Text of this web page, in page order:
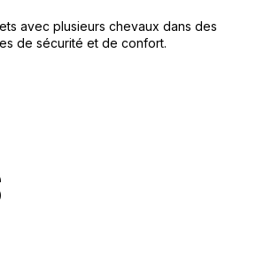
avec plusieurs chevaux dans des
de sécurité et de confort.